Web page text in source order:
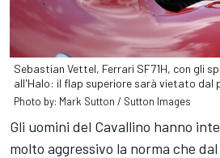
Sebastian Vettel, Ferrari SF71H, con gli
all'Halo: il flap superiore sarà vietato dal
Photo by: Mark Sutton / Sutton Images
Gli uomini del Cavallino hanno
molto aggressivo la norma che